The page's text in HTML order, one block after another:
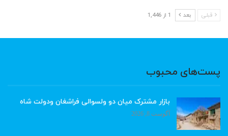
قبلی بعد 1 از 1,446
پست‌های محبوب
بازار مشترک میان دو ولسوالی فراشغان ودولت شاه
آگوست 8, 2026